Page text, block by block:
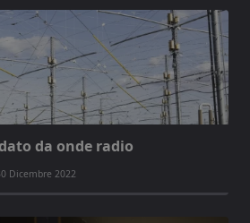
da onde radio
Dicembre 2022